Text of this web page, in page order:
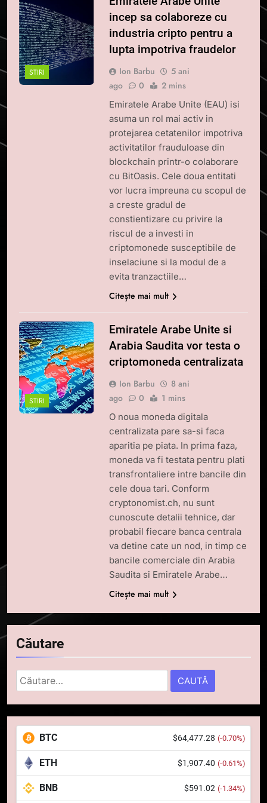
STIRI
incep sa colaboreze cu
industria cripto pentru a
lupta impotriva fraudelor
Ion Barbu
5 ani
ago
0 2 mins
Emiratele Arabe Unite (EAU) isi
asuma un rol mai activ in
protejarea cetatenilor impotriva
activitatilor frauduloase din
blockchain printr-o colaborare
cu BitOasis. Cele doua entitati
vor lucra impreuna cu scopul de
a creste gradul de
constientizare cu privire la
riscul de a investi in
criptomonede susceptibile de
inselaciune si la modul de a
evita tranzactiile…
Citește mai mult
STIRI
Emiratele Arabe Unite si
Arabia Saudita vor testa o
criptomoneda centralizata
Ion Barbu
8 ani
ago
0 1 mins
O noua moneda digitala
centralizata pare sa-si faca
aparitia pe piata. In prima faza,
moneda va fi testata pentru plati
transfrontaliere intre bancile din
cele doua tari. Conform
cryptonomist.ch, nu sunt
cunoscute detalii tehnice, dar
probabil fiecare banca centrala
va detine cate un nod, in timp ce
bancile comerciale din Arabia
Saudita si Emiratele Arabe…
Citește mai mult
Căutare
Caută
după:
BTC $64,477.28 (-0.70%)
ETH $1,907.40 (-0.61%)
BNB $591.02 (-1.34%)
Squid a strâns 6 milioane de
dolari cu sprijinul Ripple, apoi a
pierdut jumătate din aceștia
într-un atac cibernetic în mai
6